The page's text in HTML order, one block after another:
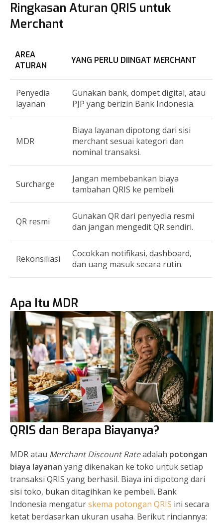
Ringkasan Aturan QRIS untuk
Merchant
AREA
ATURAN
YANG PERLU DIINGAT MERCHANT
Penyedia
layanan
Gunakan bank, dompet digital, atau
PJP yang berizin Bank Indonesia.
MDR
Biaya layanan dipotong dari sisi
merchant sesuai kategori dan
nominal transaksi.
Surcharge
Jangan membebankan biaya
tambahan QRIS ke pembeli.
QR resmi
Gunakan QR dari penyedia resmi
dan jangan mengedit QR sendiri.
Rekonsiliasi
Cocokkan notifikasi, dashboard,
dan uang masuk secara rutin.
Apa Itu MDR
QRIS dan Berapa Biayanya?
MDR atau Merchant Discount Rateadalah potongan
biaya layanan yang dikenakan ke toko untuk setiap
transaksi QRIS yang berhasil. Biaya ini dipotong dari
sisi toko, bukan ditagihkan ke pembeli. Bank
Indonesia mengaturskema potongan QRIS ini secara
ketat berdasarkan ukuran usaha. Berikut rinciannya: